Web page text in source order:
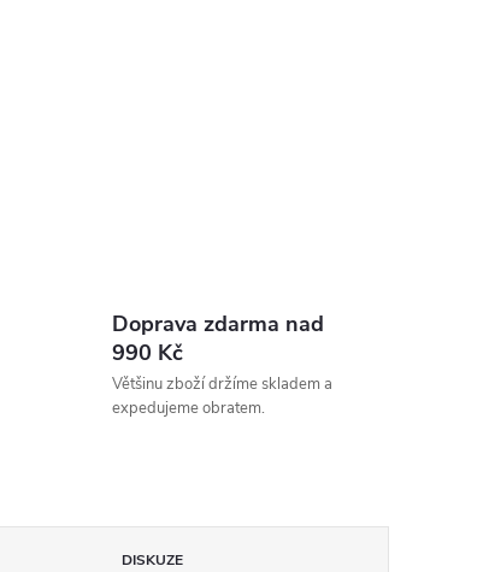
Doprava zdarma nad
990 Kč
Většinu zboží držíme skladem a
expedujeme obratem.
DISKUZE